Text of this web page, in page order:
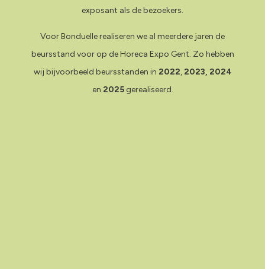
exposant als de bezoekers.
Voor Bonduelle realiseren we al meerdere jaren de
beursstand voor op de Horeca Expo Gent. Zo hebben
wij bijvoorbeeld beursstanden in 2022,2023, 2024
en 2025gerealiseerd.